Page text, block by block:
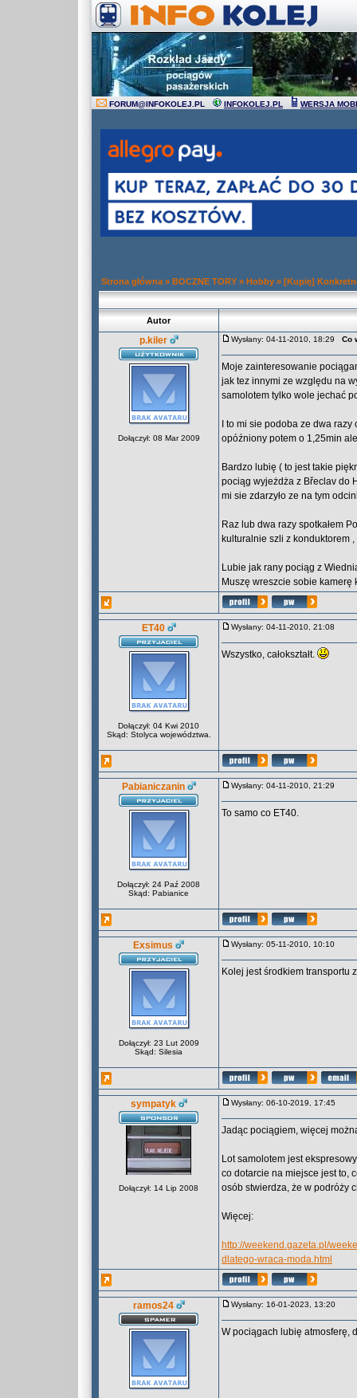
FORUM@INFOKOLEJ.PL INFOKOLEJ.PL WERSJA
Strona główna » BOCZNE TORY » Hobby » [Kupię]
Autor
p.kiler
Dołączył: 08 Mar 2009
Wysłany: 04-11-2010, 18:29 Co
Moje zainteresowanie
jak tez innymi ze względu na
samolotem tylko wole jechać
I to mi sie podoba ze dwa
opóźniony potem o 1,25min
Bardzo lubię ( to jest takie
pociąg wyjeżdża z Břeclav do
mi sie zdarzyło ze na tym
Raz lub dwa razy spotkałem
kulturalnie szli z konduktorem
Lubie jak rany pociąg z
Muszę wreszcie sobie kamerę
ET40
Dołączył: 04 Kwi 2010
Skąd: Stolyca województwa.
Wysłany: 04-11-2010, 21:08
Wszystko, całokształt.
Pabianiczanin
Dołączył: 24 Paź 2008
Skąd: Pabianice
Wysłany: 04-11-2010, 21:29
To samo co ET40.
Exsimus
Dołączył: 23 Lut 2009
Skąd: Silesia
Wysłany: 05-11-2010, 10:10
Kolej jest środkiem transportu
sympatyk
Dołączył: 14 Lip 2008
Wysłany: 06-10-2019, 17:45
Jadąc pociągiem, więcej
Lot samolotem jest
co dotarcie na miejsce jest to,
osób stwierdza, że w podróży
Więcej:
http://weekend.gazeta.pl/
dlatego-wraca-moda.html
ramos24 Wysłany: 16-01-2023, 13:20
W pociągach lubię atmosferę,